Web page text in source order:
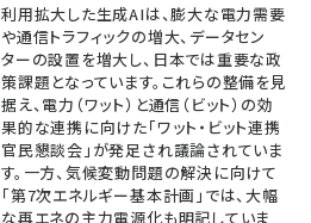
利用拡大した生成AIは、膨大な電力需要
や通信トラフィックの増大、データセン
ターの設置を増大し、日本では重要な政
策課題となっています。これらの整備を見
据え、電力（ワット）と通信（ビット）の効
果的な連携に向けた「ワット・ビット連携
官民懇談会」が発足され議論されていま
す。一方、気候変動問題の解決に向けて
「第7次エネルギー基本計画」では、大幅
な再エネの主力電源化も明記していま